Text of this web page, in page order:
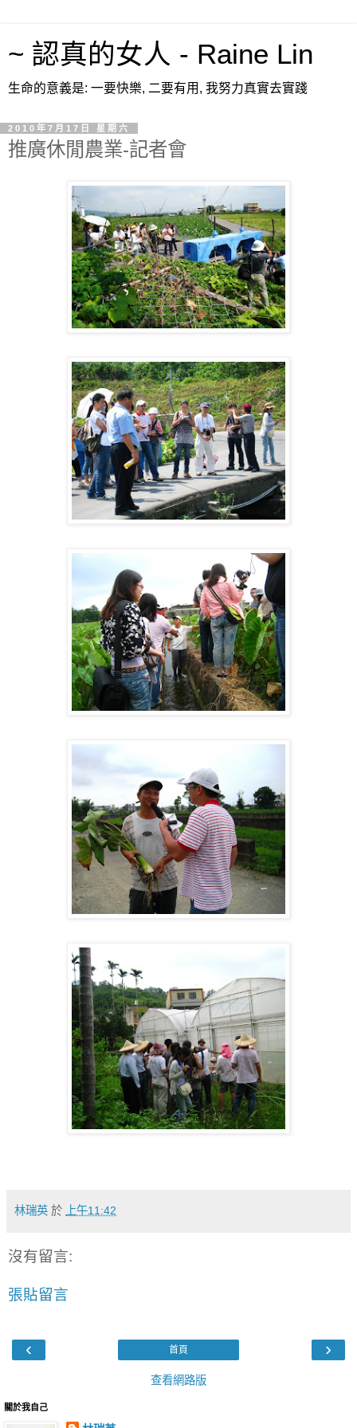
~ 認真的女人 - Raine Lin
生命的意義是: 一要快樂, 二要有用, 我努力真實去實踐
2010年7月17日 星期六
推廣休閒農業-記者會
林瑞英 於 上午11:42
沒有留言:
張貼留言
‹ ›
首頁
查看網路版
關於我自己